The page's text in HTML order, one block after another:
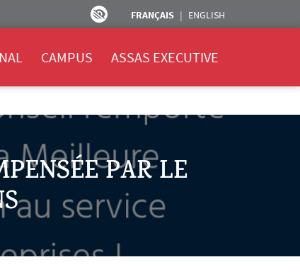
FRANÇAIS ENGLISH
CAMPUS ASSAS EXECUTIVE
PAR LE